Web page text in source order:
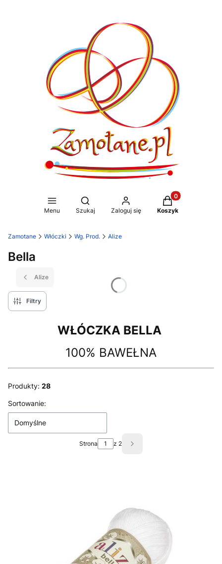
Menu
Otwórz wyszukiwarkę
Szukaj Zaloguj się
Produkty w
Koszyk
Zamotane Włóczki Wg. Prod. Alize
Bella
Alize
Filtry
WŁÓCZKA BELLA
100% BAWEŁNA
Produkty: 28
Lista produktów
Sortowanie:
Domyślne
Strona z 2 Następne produkty